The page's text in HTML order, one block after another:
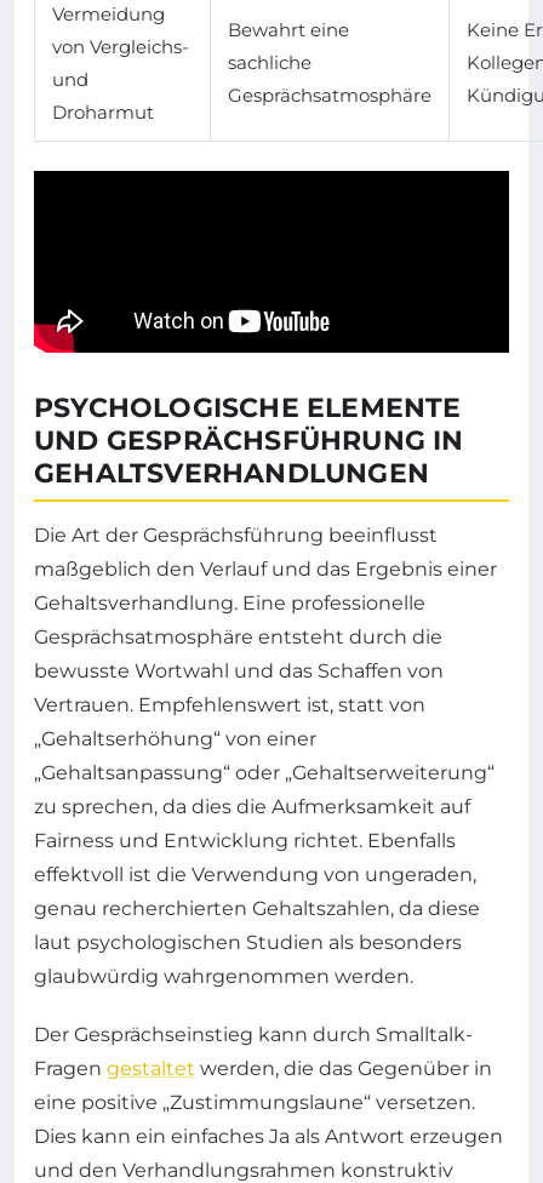
Vermeidung
von Vergleichs-
und
Droharmut
Bewahrt eine
sachliche
Gesprächsatmosphäre
Keine
PSYCHOLOGISCHE ELEMENTE
UND GESPRÄCHSFÜHRUNG IN
GEHALTSVERHANDLUNGEN
Die Art der Gesprächsführung beeinflusst
maßgeblich den Verlauf und das Ergebnis einer
Gehaltsverhandlung. Eine professionelle
Gesprächsatmosphäre entsteht durch die
bewusste Wortwahl und das Schaffen von
Vertrauen. Empfehlenswert ist, statt von
„Gehaltserhöhung“ von einer
„Gehaltsanpassung“ oder „Gehaltserweiterung“
zu sprechen, da dies die Aufmerksamkeit auf
Fairness und Entwicklung richtet. Ebenfalls
effektvoll ist die Verwendung von ungeraden,
genau recherchierten Gehaltszahlen, da diese
laut psychologischen Studien als besonders
glaubwürdig wahrgenommen werden.
Der Gesprächseinstieg kann durch Smalltalk-
Fragen gestaltet werden, die das Gegenüber in
eine positive „Zustimmungslaune“ versetzen.
Dies kann ein einfaches Ja als Antwort erzeugen
und den Verhandlungsrahmen konstruktiv